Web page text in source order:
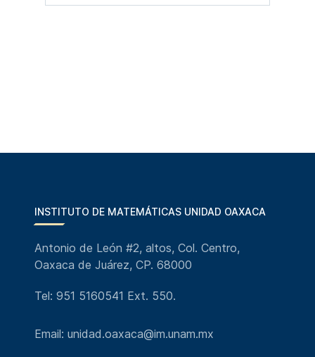
INSTITUTO DE MATEMÁTICAS UNIDAD OAXACA
Antonio de León #2, altos, Col. Centro,
Oaxaca de Juárez, CP. 68000
Tel: 951 5160541 Ext. 550.
Email: unidad.oaxaca@im.unam.mx